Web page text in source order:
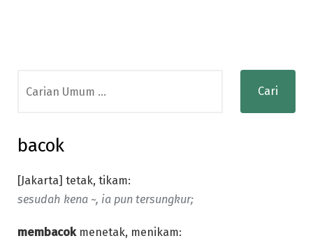
for:
bacok
[Jakarta] tetak, tikam:
sesudah kena ~, ia pun tersungkur;
membacokmenetak, menikam: